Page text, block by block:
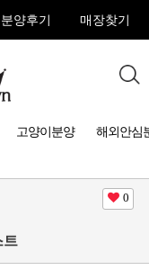
분양후기 매장찾기
고양이분양 해외안심
0
트